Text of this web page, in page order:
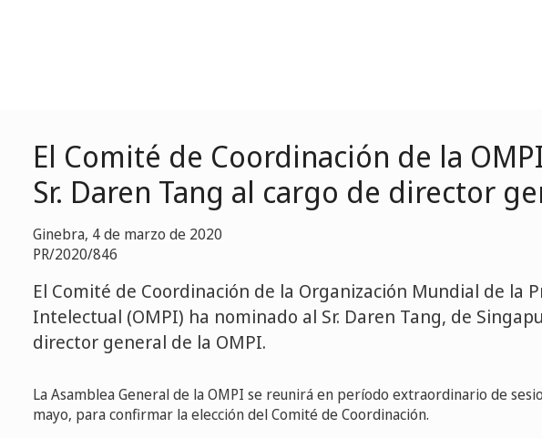
El Comité de Coordinación de la
Sr. Daren Tang al cargo de director
Ginebra, 4 de marzo de 2020
PR/2020/846
El Comité de Coordinación de la Organización Mundial de la
Intelectual (OMPI) ha nominado al Sr. Daren Tang, de
director general de la OMPI.
La Asamblea General de la OMPI se reunirá en período extraordinario de
mayo, para confirmar la elección del Comité de Coordinación.